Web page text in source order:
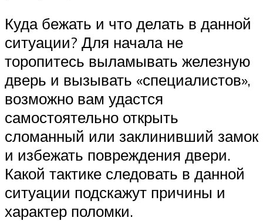
Куда бежать и что делать в данной
ситуации? Для начала не
торопитесь выламывать железную
дверь и вызывать «специалистов»,
возможно вам удастся
самостоятельно открыть
сломанный или заклинивший замок
и избежать повреждения двери.
Какой тактике следовать в данной
ситуации подскажут причины и
характер поломки.